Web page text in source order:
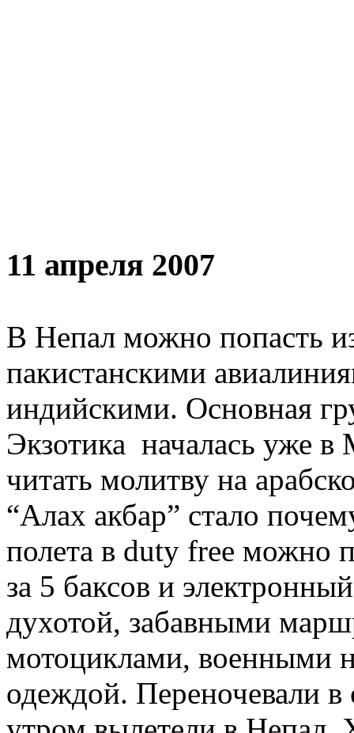
11 апреля 2007
В Непал можно попасть
пакистанскими
индийскими. Основная
Экзотика началась уже в
читать молитву на
“Алах акбар” стало
полета в duty free можно
за 5 баксов и
духотой, забавными
мотоциклами, военными
одеждой. Переночевали в